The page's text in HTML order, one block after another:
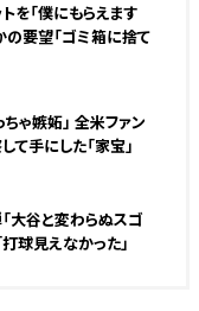
を「僕にもらえます
の要望「ゴミ箱に捨て
ゃ嫉妬」 全米ファン
て手にした「家宝」
大谷と変わらぬスゴ
球見えなかった」